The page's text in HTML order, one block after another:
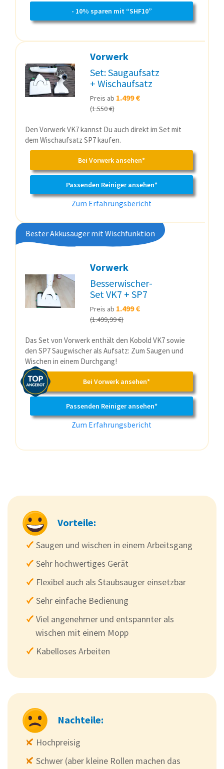
- 10% sparen mit “SHF10”
Vorwerk
Set: Saugaufsatz
+ Wischaufsatz
Preis ab 1.499 €
(1.550 €)
Den Vorwerk VK7 kannst Du auch direkt im Set mit
dem Wischaufsatz SP7 kaufen.
Bei Vorwerk ansehen*
Passenden Reiniger ansehen*
Zum Erfahrungsbericht
Bester Akkusauger mit Wischfunktion
Vorwerk
Besserwischer-
Set VK7 + SP7
Preis ab 1.499 €
(1.499,99 €)
Das Set von Vorwerk enthält den Kobold VK7 sowie
den SP7 Saugwischer als Aufsatz: Zum Saugen und
Wischen in einem Durchgang!
Bei Vorwerk ansehen*
Passenden Reiniger ansehen*
Zum Erfahrungsbericht
Vorteile:
Saugen und wischen in einem Arbeitsgang
Sehr hochwertiges Gerät
Flexibel auch als Staubsauger einsetzbar
Sehr einfache Bedienung
Viel angenehmer und entspannter als
wischen mit einem Mopp
Kabelloses Arbeiten
Nachteile:
Hochpreisig
Schwer (aber kleine Rollen machen das